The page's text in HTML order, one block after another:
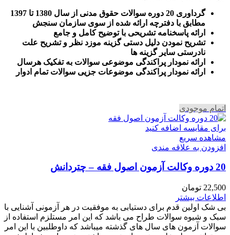
گرداوری 20 دوره سوالات حقوق مدنی از سال 1380 تا 1397
مطابق با دفترچه ارائه شده از سوی سازمان سنجش
ارائه پاسخنامه تشریحی با توضیح کامل و جامع
تشریح نمودن دلیل دستی گزینه موزد نظر و تشریح علت
نادرستی سایر گزینه ها
ارائه نمودار پراکندگی موضوعی سوالات به تفکیک هرسال
رائه نمودار پراکندگی موضوعات جزیی سوالات تمام ادوار
اتمام موجودی
برای مقایسه اضافه کنید
مشاهده سریع
افزودن به علاقه مندی
20 دوره وکالت آزمون اصول فقه – چتردانش
22,500 تومان
اطلاعات بیشتر
بی شک اولین قدم برای دستیابی به موفقیت در هر آزمونی آشنایی با
سبک و شیوه سوالات طراح می باشد که این امر مستلزم استفاده از
سوالات آزمون های سال های گذشته میباشد که داوطلبین با این امر